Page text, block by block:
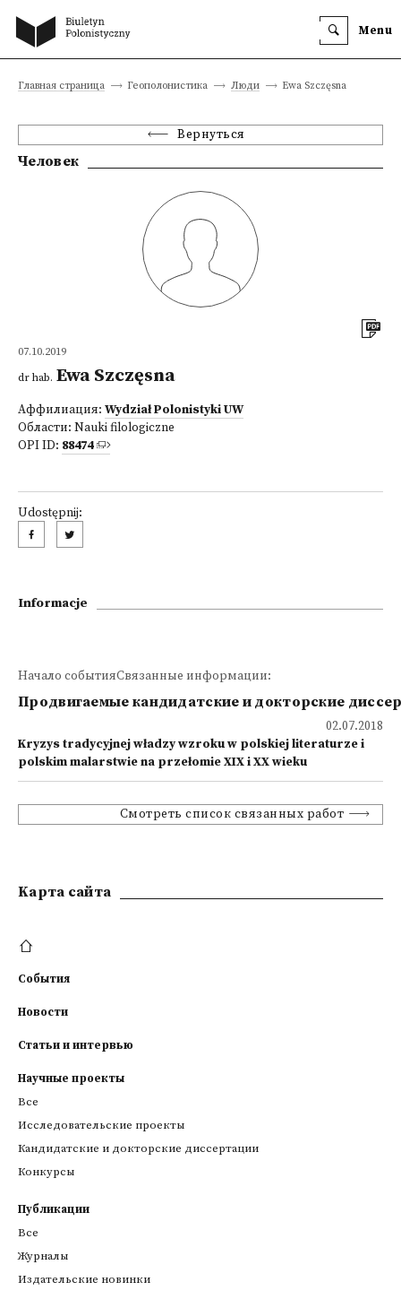
Menu
Главная страница Геополонистика Люди Ewa Szczęsna
Вернуться
Человек
07.10.2019
dr hab. Ewa Szczęsna
Аффилиация: Wydział Polonistyki UW
Области: Nauki filologiczne
OPI ID: 88474
Udostępnij:
Informacje
Начало событияСвязанные информации:
Продвигаемые кандидатские и докторские
02.07.2018
Kryzys tradycyjnej władzy wzroku w polskiej literaturze i
polskim malarstwie na przełomie XIX i XX wieku
Смотреть список связанных работ
Kарта сайта
События
Новости
Статьи и интервью
Научные проекты
Все
Исследовательские проекты
Кандидатские и докторские диссертации
Конкурсы
Публикации
Все
Журналы
Издательские новинки